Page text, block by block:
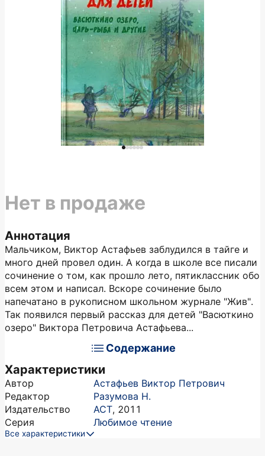
Аннотация
Мальчиком, Виктор Астафьев заблудился в тайге и
много дней провел один. А когда в школе все писали
сочинение о том, как прошло лето, пятиклассник обо
всем этом и написал. Вскоре сочинение было
напечатано в рукописном школьном журнале "Жив".
Так появился первый рассказ для детей "Васюткино
озеро" Виктора Петровича Астафьева...
Содержание
Характеристики
Автор
Астафьев Виктор Петрович
Редактор
Разумова Н.
Издательство
АСТ, 2011
Серия
Любимое чтение
Все характеристики
Нет в продаже